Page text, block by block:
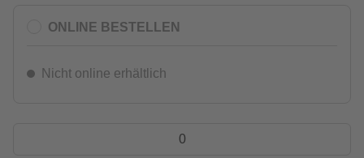
ONLINE BESTELLEN
Nicht online erhältlich